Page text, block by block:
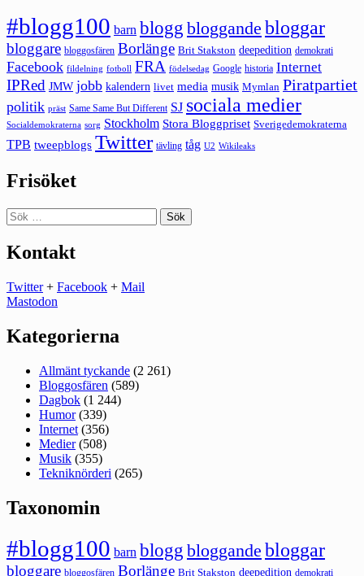
#blogg100 barn blogg bloggande bloggar
bloggare bloggosfären Borlänge Brit Stakston deepedition demokrati
Facebook fildelning fotboll FRA födelsedag Google historia Internet
IPRed JMW jobb kalendern livet media musik Mymlan Piratpartiet
politik präst Same Same But Different SJ sociala medier
Socialdemokraterna sorg Stockholm Stora Bloggpriset Sverigedemokraterna
TPB tweepblogs Twitter tävling tåg U2 Wikileaks
Frisöket
Sök
efter:
Kontakt
Twitter+ Facebook + Mail
Mastodon
Kategorierna
Allmänt tyckande (2 261)
Bloggosfären (589)
Dagbok (1 244)
Humor(339)
Internet (356)
Medier(508)
Musik (355)
Tekniknörderi (265)
Taxonomin
#blogg100 barn blogg bloggande bloggar
bloggare bloggosfären Borlänge Brit Stakston deepedition demokrati